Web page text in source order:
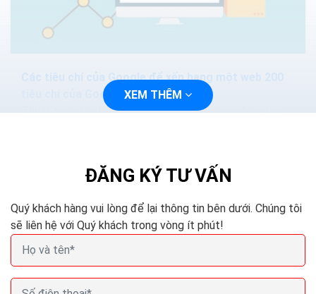
Các tiêu chí của Google để xếp hạng một web 200
tiêu chí của Google
Thuật toán tìm kiếm của Google ngày càng phức tạp
XEM THÊM
ĐĂNG KÝ TƯ VẤN
Quý khách hàng vui lòng để lại thông tin bên dưới. Chúng tôi
sẽ liên hệ với Quý khách trong vòng ít phút!